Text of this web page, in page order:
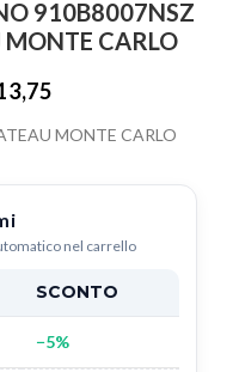
910B8007NSZ
CARLO
MONTE CARLO
nel carrello
SCONTO
−5%